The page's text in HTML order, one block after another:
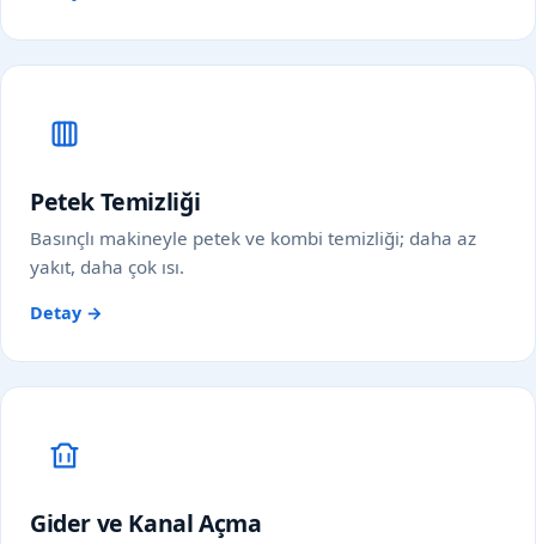
Petek Temizliği
Basınçlı makineyle petek ve kombi temizliği; daha az
yakıt, daha çok ısı.
Detay →
Gider ve Kanal Açma